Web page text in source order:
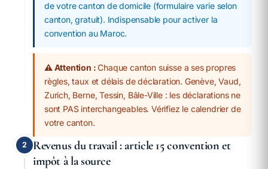
de votre canton de domicile (formulaire varie selon
canton, gratuit). Indispensable pour activer la
convention au Maroc.
⚠️ Attention :Chaque canton suisse a ses propres
règles, taux et délais de déclaration. Genève, Vaud,
Zurich, Berne, Tessin, Bâle-Ville : les déclarations ne
sont PAS interchangeables. Vérifiez le calendrier de
votre canton.
2
Revenus du travail : article 15 convention et
impôt à la source